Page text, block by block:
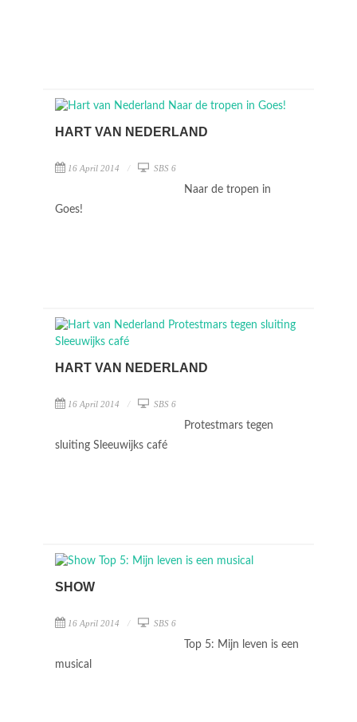
HART VAN NEDERLAND
16 April 2014 SBS 6
Naar de tropen in
Goes!
HART VAN NEDERLAND
16 April 2014 SBS 6
Protestmars tegen
sluiting Sleeuwijks café
SHOW
16 April 2014 SBS 6
Top 5: Mijn leven is een
musical